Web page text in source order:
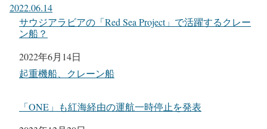
2022.06.14
サウジアラビアの「Red Sea Project」で活躍するクレー
ン船？
日付
2022年6月14日
関連理由
起重機船、クレーン船
「ONE」も紅海経由の運航一時停止を発表